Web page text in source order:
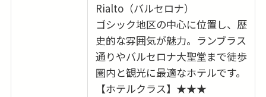
Rialto（バルセロナ）
ゴシック地区の中心に位置し、歴
史的な雰囲気が魅力。ランブラス
通りやバルセロナ大聖堂まで徒歩
圏内と観光に最適なホテルです。
【ホテルクラス】★★★